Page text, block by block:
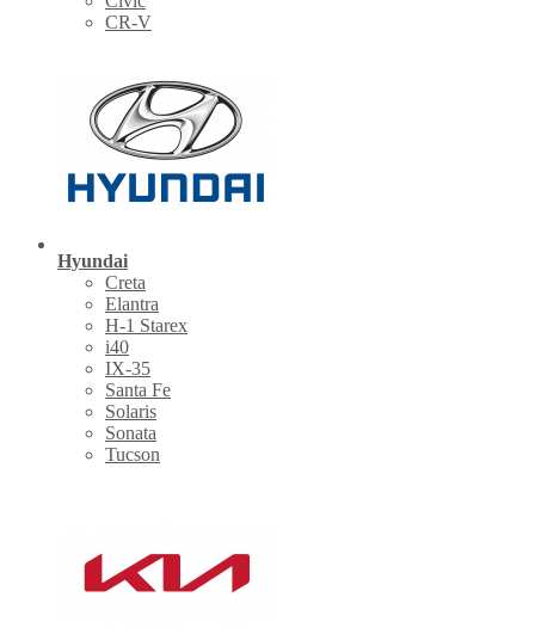
CR-V
Hyundai
Creta
Elantra
H-1 Starex
i40
IX-35
Santa Fe
Solaris
Sonata
Tucson